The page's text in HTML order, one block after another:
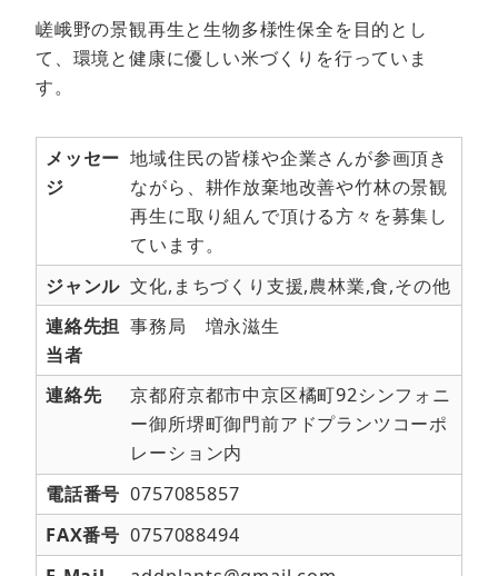
嵯峨野の景観再生と生物多様性保全を目的とし
て、環境と健康に優しい米づくりを行っていま
す。
メッセー
ジ
地域住民の皆様や企業さんが参画頂き
ながら、耕作放棄地改善や竹林の景観
再生に取り組んで頂ける方々を募集し
ています。
ジャンル 文化,まちづくり支援,農林業,食,その他
連絡先担
当者
事務局 増永滋生
連絡先
京都府京都市中京区橘町92シンフォニ
ー御所堺町御門前アドプランツコーポ
レーション内
電話番号 0757085857
FAX番号 0757088494